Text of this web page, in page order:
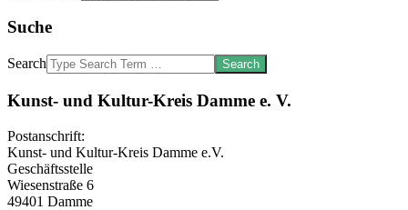
Suche
Search
Kunst- und Kultur-Kreis Damme e. V.
Postanschrift:
Kunst- und Kultur-Kreis Damme e.V.
Geschäftsstelle
Wiesenstraße 6
49401 Damme